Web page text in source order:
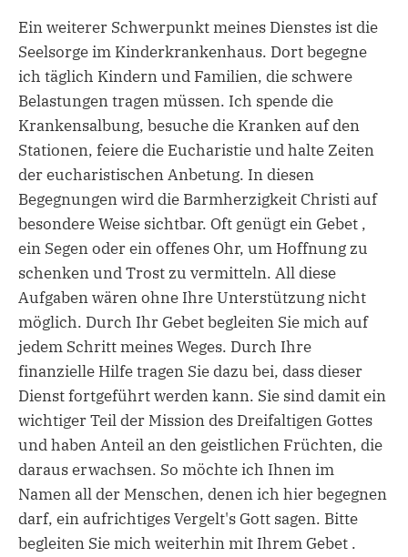
Ein weiterer Schwerpunkt meines Dienstes ist die
Seelsorge im Kinderkrankenhaus. Dort begegne
ich täglich Kindern und Familien, die schwere
Belastungen tragen müssen. Ich spende die
Krankensalbung, besuche die Kranken auf den
Stationen, feiere die Eucharistie und halte Zeiten
der eucharistischen Anbetung. In diesen
Begegnungen wird die Barmherzigkeit Christi auf
besondere Weise sichtbar. Oft genügt ein Gebet ,
ein Segen oder ein offenes Ohr, um Hoffnung zu
schenken und Trost zu vermitteln. All diese
Aufgaben wären ohne Ihre Unterstützung nicht
möglich. Durch Ihr Gebet begleiten Sie mich auf
jedem Schritt meines Weges. Durch Ihre
finanzielle Hilfe tragen Sie dazu bei, dass dieser
Dienst fortgeführt werden kann. Sie sind damit ein
wichtiger Teil der Mission des Dreifaltigen Gottes
und haben Anteil an den geistlichen Früchten, die
daraus erwachsen. So möchte ich Ihnen im
Namen all der Menschen, denen ich hier begegnen
darf, ein aufrichtiges Vergelt's Gott sagen. Bitte
begleiten Sie mich weiterhin mit Ihrem Gebet .